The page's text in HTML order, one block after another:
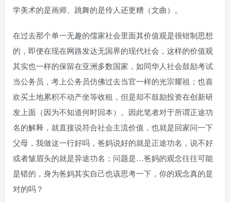
学美术的是画师、跳舞的是伶人还更糟（文曲）。
在过去那个单一无趣的儒家社会里面其价值观是很钳制思想
的，即便在现在网路发达无国界的现代社会，这样的价值观
其实也一样的保留在亚洲多数国家，如同华人社会鼓励考试
当公务员，考上公务员仿佛过去当官一样的光宗耀祖；也喜
欢买土地累积不动产坐等收租，但是却不鼓励投资在创新研
发上面（因为不知道何时回本）。因此笔者对于所谓正途功
名的解释，就直接说符合社会主流价值，也就是回家问一下
父母，我做这一行好吗，爸妈说好的就是正途功名，说不好
或者皱眉头的就是异途功名；问题是…爸妈的观念往往可能
是错的，身为爸妈其实自己也该思考一下，你的观念真的是
对的吗？